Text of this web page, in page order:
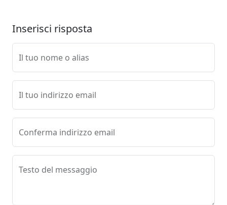
Inserisci risposta
Il tuo nome o alias
Il tuo indirizzo email
Conferma indirizzo email
Testo del messaggio